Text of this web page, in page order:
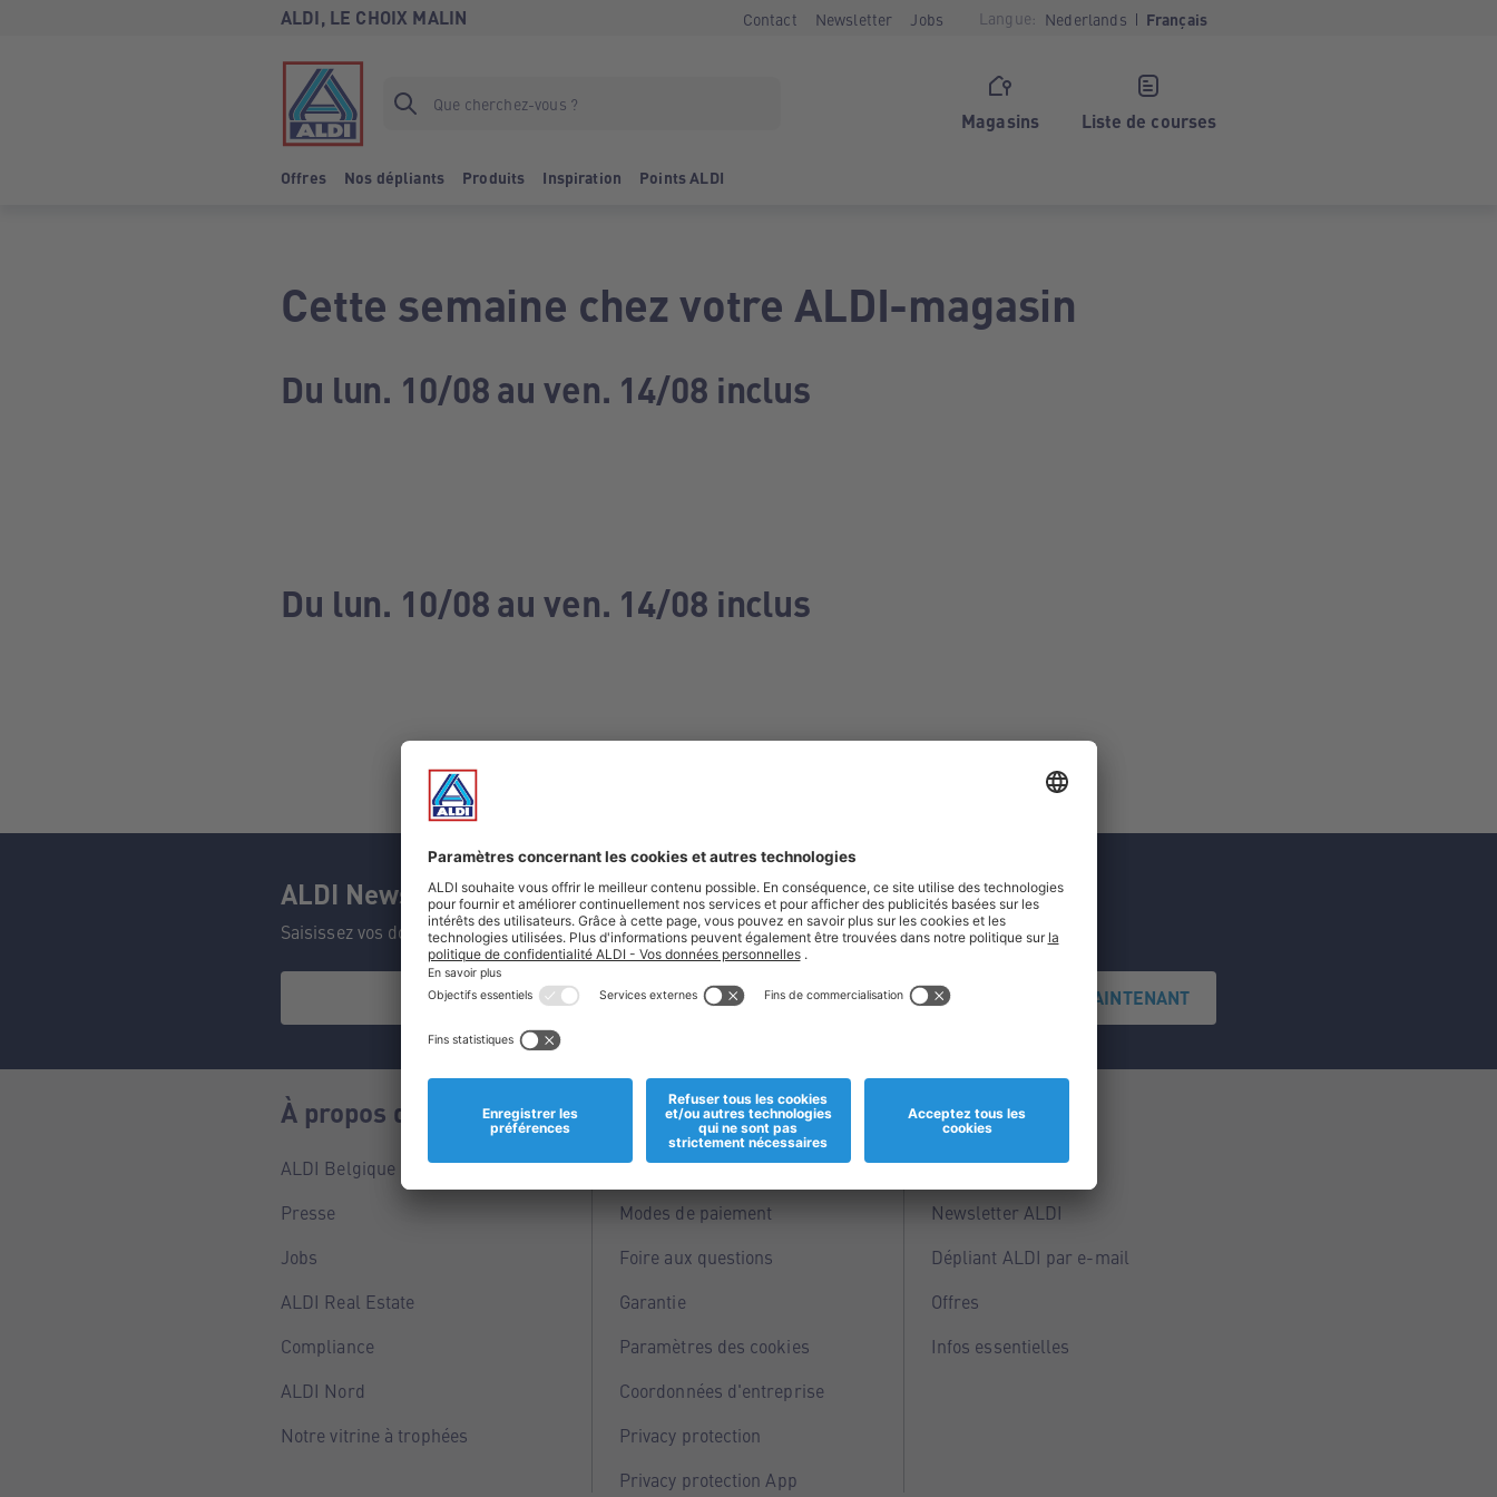
ALDI, LE CHOIX MALIN Contact Newsletter Jobs Langue: Nederlands Français
Magasins Liste de courses
Offres Nos dépliants Produits Inspiration Points ALDI
Cette semaine chez votre ALDI-magasin
Du lun. 10/08 au ven. 14/08 inclus
Du lun. 10/08 au ven. 14/08 inclus
ALDI Newsletter
Saisissez vos données et ne manquez aucune de nos offres.
S'INSCRIRE MAINTENANT
À propos de nous
ALDI Belgique
Presse
Jobs
ALDI Real Estate
Compliance
ALDI Nord
Notre vitrine à trophées
Informations
Magasins
Modes de paiement
Foire aux questions
Garantie
Paramètres des cookies
Coordonnées d'entreprise
Privacy protection
Privacy protection App
Service
Points ALDI
Newsletter ALDI
Dépliant ALDI par e-mail
Offres
Infos essentielles